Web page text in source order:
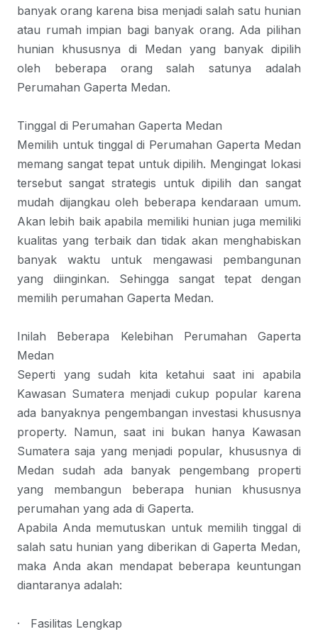
banyak orang karena bisa menjadi salah satu hunian
atau rumah impian bagi banyak orang. Ada pilihan
hunian khususnya di Medan yang banyak dipilih
oleh beberapa orang salah satunya adalah
Perumahan Gaperta Medan.
Tinggal di Perumahan Gaperta Medan
Memilih untuk tinggal di Perumahan Gaperta Medan
memang sangat tepat untuk dipilih. Mengingat lokasi
tersebut sangat strategis untuk dipilih dan sangat
mudah dijangkau oleh beberapa kendaraan umum.
Akan lebih baik apabila memiliki hunian juga memiliki
kualitas yang terbaik dan tidak akan menghabiskan
banyak waktu untuk mengawasi pembangunan
yang diinginkan. Sehingga sangat tepat dengan
memilih perumahan Gaperta Medan.
Inilah Beberapa Kelebihan Perumahan Gaperta
Medan
Seperti yang sudah kita ketahui saat ini apabila
Kawasan Sumatera menjadi cukup popular karena
ada banyaknya pengembangan investasi khususnya
property. Namun, saat ini bukan hanya Kawasan
Sumatera saja yang menjadi popular, khususnya di
Medan sudah ada banyak pengembang properti
yang membangun beberapa hunian khususnya
perumahan yang ada di Gaperta.
Apabila Anda memutuskan untuk memilih tinggal di
salah satu hunian yang diberikan di Gaperta Medan,
maka Anda akan mendapat beberapa keuntungan
diantaranya adalah:
·
Fasilitas Lengkap